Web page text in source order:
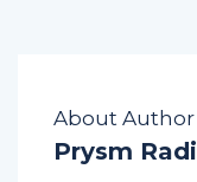
About Author